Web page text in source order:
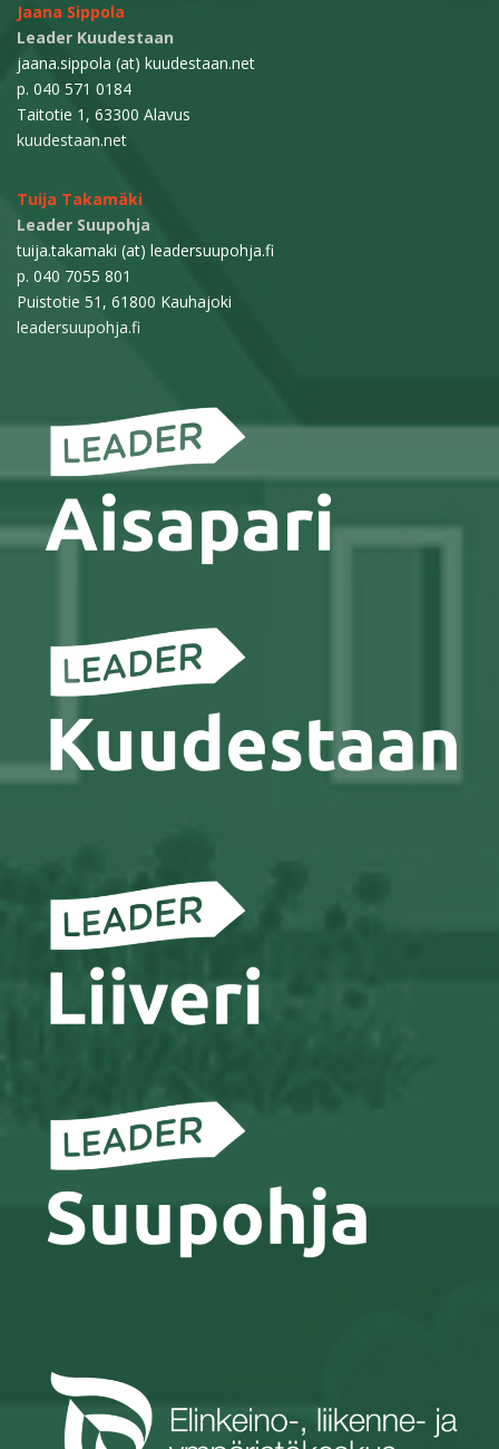
Jaana Sippola
Leader Kuudestaan
jaana.sippola (at) kuudestaan.net
p. 040 571 0184
Taitotie 1, 63300 Alavus
kuudestaan.net
Tuija Takamäki
Leader Suupohja
tuija.takamaki (at) leadersuupohja.fi
p. 040 7055 801
Puistotie 51, 61800 Kauhajoki
leadersuupohja.fi